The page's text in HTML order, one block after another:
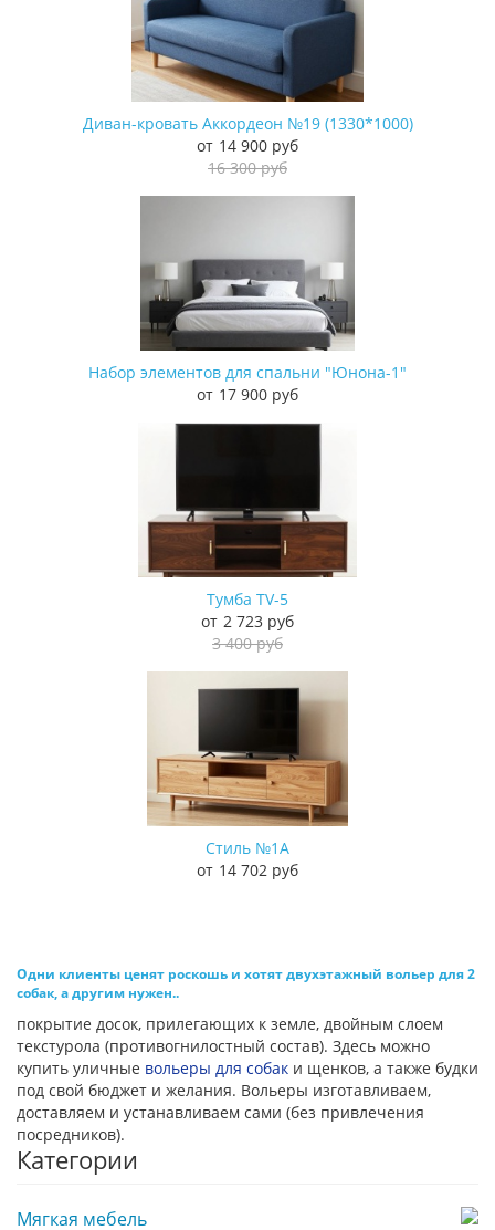
Диван-кровать Аккордеон №19 (1330*1000)
14 900 руб
16 300 руб
Набор элементов для спальни "Юнона-1"
17 900 руб
Тумба TV-5
2 723 руб
3 400 руб
Стиль №1А
14 702 руб
Одни клиенты ценят роскошь и хотят двухэтажный вольер для 2
собак, а другим нужен..
покрытие досок, прилегающих к земле, двойным слоем
текстурола (противогнилостный состав). Здесь можно
купить уличные вольеры для собак и щенков, а также будки
под свой бюджет и желания. Вольеры изготавливаем,
доставляем и устанавливаем сами (без привлечения
посредников).
Категории
Мягкая мебель